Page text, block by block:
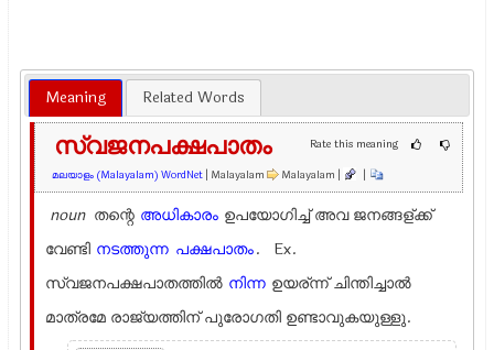
Meaning Related Words
Rate this meaning
സ്വജനപക്ഷപാതം
മലയാളം (Malayalam) WordNet | Malayalam Malayalam | |
noun തന്റെ അധികാരം ഉപയോഗിച്ച് അവ ജനങ്ങള്ക്ക്
വേണ്ടി നടത്തുന്ന പക്ഷപാതം. Ex.
സ്വജനപക്ഷപാതത്തില്‍ നിന്ന ഉയര്ന്ന് ചിന്തിച്ചാല്‍
മാത്രമേ രാജ്യത്തിന് പുരോഗതി ഉണ്ടാവുകയുള്ളു.